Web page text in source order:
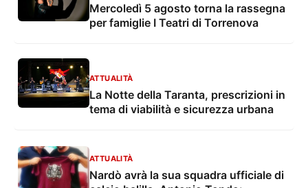
Mercoledì 5 agosto torna la rassegna
per famiglie I Teatri di Torrenova
ATTUALITÀ
La Notte della Taranta, prescrizioni in
tema di viabilità e sicurezza urbana
ATTUALITÀ
Nardò avrà la sua squadra ufficiale di